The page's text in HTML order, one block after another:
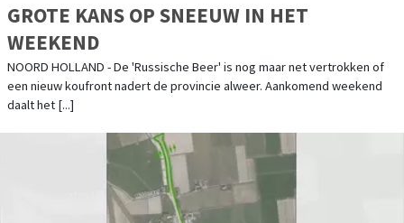
GROTE KANS OP SNEEUW IN HET
WEEKEND
NOORD HOLLAND - De 'Russische Beer' is nog maar net vertrokken of
een nieuw koufront nadert de provincie alweer. Aankomend weekend
daalt het [...]